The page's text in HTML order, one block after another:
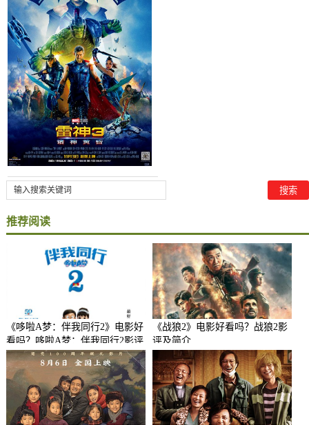
及简介
推荐阅读
《哆啦A梦：伴我同行2》电影好
看吗？哆啦A梦：伴我同行2影评
及简介
《战狼2》电影好看吗？战狼2影
评及简介